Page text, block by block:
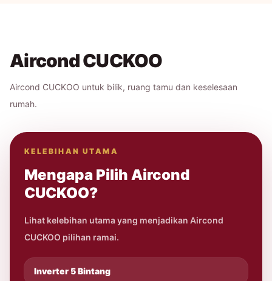
Aircond CUCKOO
Aircond CUCKOO untuk bilik, ruang tamu dan keselesaan
rumah.
KELEBIHAN UTAMA
Mengapa Pilih Aircond
CUCKOO?
Lihat kelebihan utama yang menjadikan Aircond
CUCKOO pilihan ramai.
Inverter 5 Bintang